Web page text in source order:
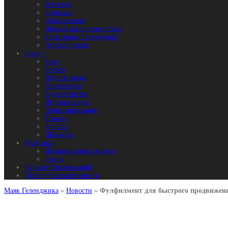
В городе
Здоровье
Образование
Письма наших читателей
Твои люди, Геленджик!
Особый взгляд
Спорт
Бокс
Борьба
Водные виды
Гимнастика
Единоборства
Игровые виды
Ориентирование
Теннис
Футбол
Шахматы
Мой край
История одного города
Фауна
Каталог Организаций
Достопримечательности
Маяк Геленджика » Новости » Фулфилмент для быстрого